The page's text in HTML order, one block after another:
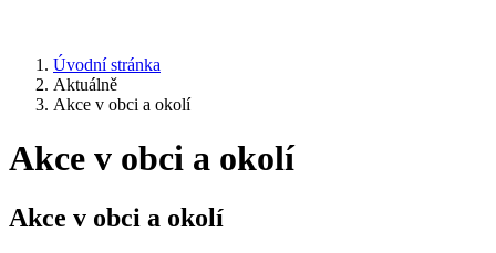
Úvodní stránka
Aktuálně
Akce v obci a okolí
Akce v obci a okolí
Akce v obci a okolí